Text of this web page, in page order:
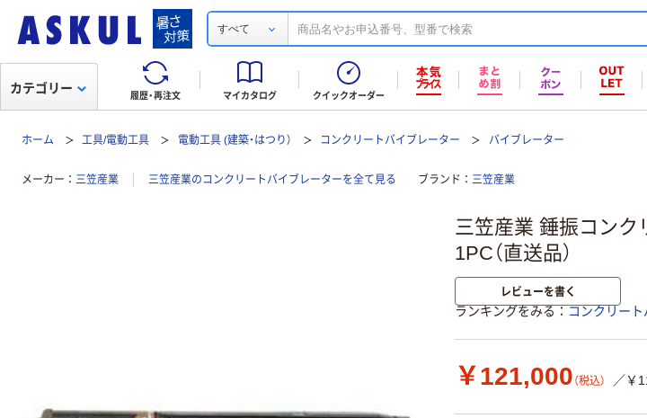
すべて
履歴・再注文 マイカタログ クイックオーダー
カテゴリー
ホーム 工具/電動工具 電動工具 (建築・はつり） コンクリートバイブレーター バイブレーター
メーカー 三笠産業 三笠産業のコンクリートバイブレーターを全て見る ブランド 三笠産業
三笠産業 錘振コンク
1PC（直送品）
レビューを書く
ランキングをみる コンクリー
￥121,000 （税込） ／￥